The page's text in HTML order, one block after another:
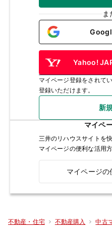
ま
Yahoo!
マイページ登録をされて
登録いただけます。
新
マイペ
三井のリハウスサイトを
マイページの便利な活用
マイページの
不動産・住宅 不動産購入 中古